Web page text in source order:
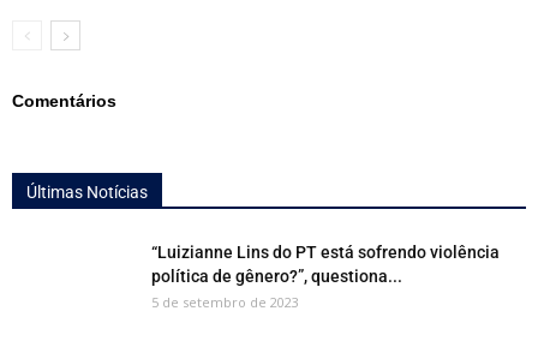
Comentários
Últimas Notícias
“Luizianne Lins do PT está sofrendo violência
política de gênero?”, questiona...
5 de setembro de 2023